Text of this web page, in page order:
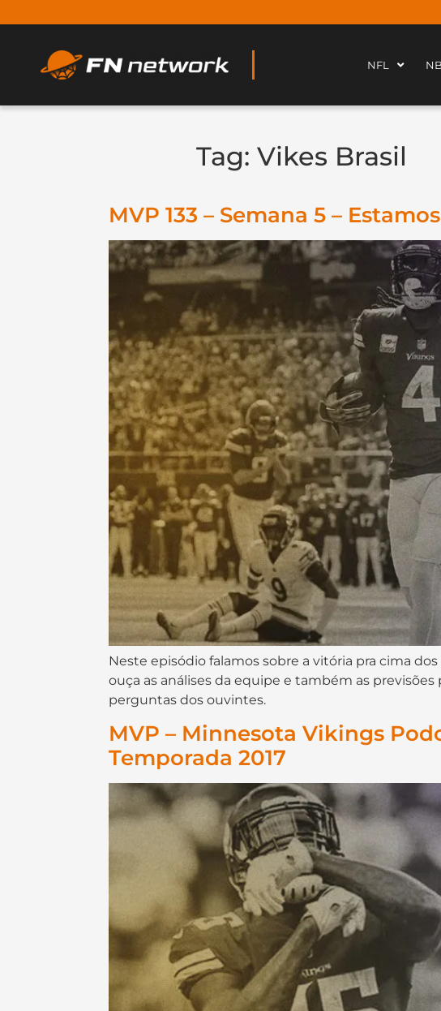
NFL
Tag: Vikes Brasil
MVP 133 – Semana 5 –
Neste episódio falamos sobre a vitória pra cima
ouça as análises da equipe e também as
perguntas dos ouvintes.
MVP – Minnesota Vikings
Temporada 2017